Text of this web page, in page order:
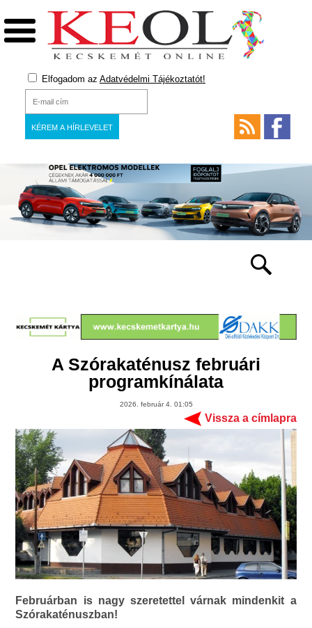
Elfogadom az Adatvédelmi Tájékoztatót!
A Szórakaténusz februári
programkínálata
2026. február 4. 01:05
Vissza a címlapra
Februárban is nagy szeretettel várnak mindenkit a
Szórakaténuszban!